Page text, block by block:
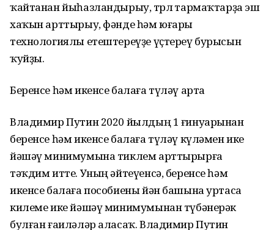
ҡайтанан йыһазландырыу, төрлө тармаҡтарҙа эш
хаҡын арттырыу, фәнде һәм юғары
технологиялы етештереүҙе үҫтереү бурысын
ҡуйҙы.
Беренсе һәм икенсе балаға түләү арта
Владимир Путин 2020 йылдың 1 ғинуарынан
беренсе һәм икенсе балаға түләү күләмен ике
йәшәү минимумына тиклем арттырырға
тәҡдим итте. Уның әйтеүенсә, беренсе һәм
икенсе балаға пособиены йән башына уртаса
килеме ике йәшәү минимумынан түбәнерәк
булған ғаиләләр аласаҡ. Владимир Путин